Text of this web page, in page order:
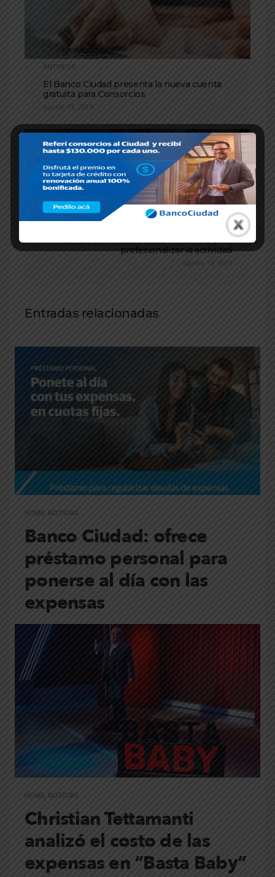
ANTERIOR
El Banco Ciudad presenta la nueva cuenta
gratuita para Consorcios
agosto 15, 2019
SIGUIENTE
Acapph comienza a dictar los cursos para
profesionalizar la actividad
agosto 15, 2019
Entradas relacionadas
HOME, NOTICIAS
Banco Ciudad: ofrece
préstamo personal para
ponerse al día con las
expensas
HOME, NOTICIAS
Christian Tettamanti
analizó el costo de las
expensas en “Basta Baby”